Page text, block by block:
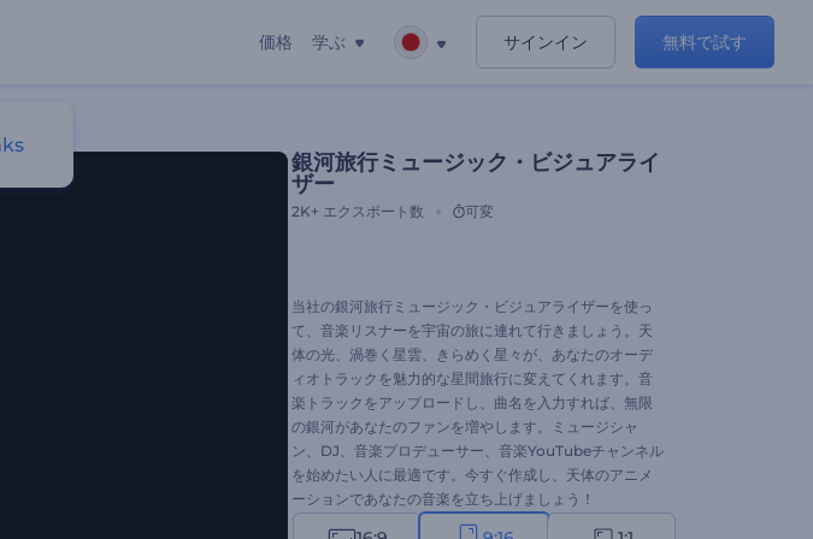
価格 学ぶ サインイン 無料で試す
銀河旅行ミュージック・ビジュアライ
ザー
2K+ エクスポート数 可変
当社の銀河旅行ミュージック・ビジュアライザーを使っ
て、音楽リスナーを宇宙の旅に連れて行きましょう。天
体の光、渦巻く星雲、きらめく星々が、あなたのオーデ
ィオトラックを魅力的な星間旅行に変えてくれます。音
楽トラックをアップロードし、曲名を入力すれば、無限
の銀河があなたのファンを増やします。ミュージシャ
ン、DJ、音楽プロデューサー、音楽YouTubeチャンネル
を始めたい人に最適です。今すぐ作成し、天体のアニメ
ーションであなたの音楽を立ち上げましょう！